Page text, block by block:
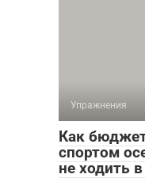
Упражнения
Как
спортом
не ходить